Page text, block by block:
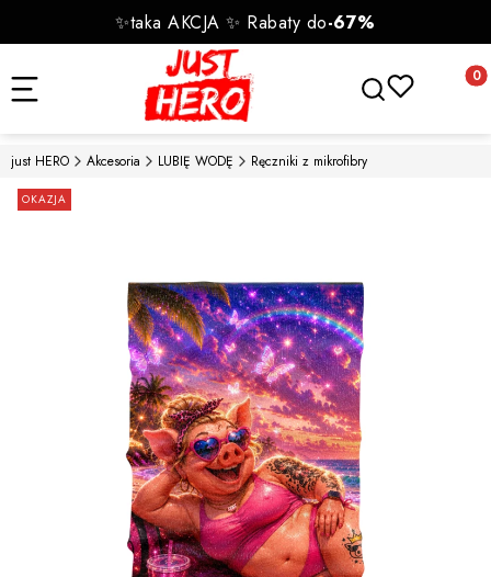
✨taka AKCJA ✨ Rabaty do-67%
Otwórz
just HERO Akcesoria LUBIĘ WODĘ Ręczniki z mikrofibry
Etykiety
OKAZJA